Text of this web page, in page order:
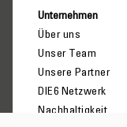
Unternehmen
Über uns
Unser Team
Unsere Partner
DIE6 Netzwerk
Nachhaltigkeit